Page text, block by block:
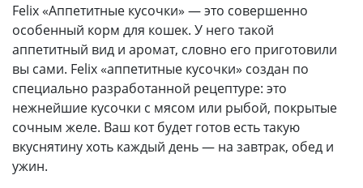
Felix «Аппетитные кусочки» — это совершенно
особенный корм для кошек. У него такой
аппетитный вид и аромат, словно его приготовили
вы сами. Felix «аппетитные кусочки» создан по
специально разработанной рецептуре: это
нежнейшие кусочки с мясом или рыбой, покрытые
сочным желе. Ваш кот будет готов есть такую
вкуснятину хоть каждый день — на завтрак, обед и
ужин.